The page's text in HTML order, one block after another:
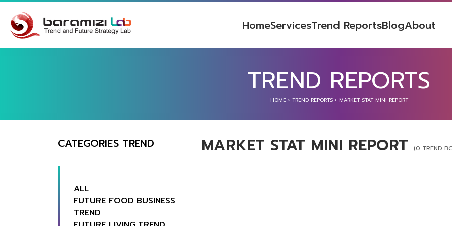
HomeServicesTrend ReportsBlogAbout
TREND REPORTS
HOME› TREND REPORTS› MARKET STAT MINI REPORT
CATEGORIES TREND
ALL
FUTURE FOOD BUSINESS
TREND
MARKET STAT MINI REPORT (0 TREND